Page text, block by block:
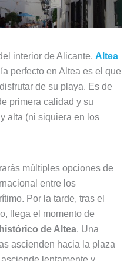
interior de Alicante, Altea
perfecto en Altea es el que
de su playa. Es de
primera calidad y su
alta (ni siquiera en los
múltiples opciones de
entre los
Por la tarde, tras el
llega el momento de
de Altea. Una
ascienden hacia la plaza